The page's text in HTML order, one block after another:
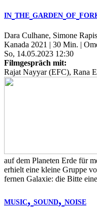
IN THE GARDEN OF
Dara Culhane, Simone
Kanada 2021 | 30 Min. |
So, 14.05.2023 12:30
Filmgespräch mit:
Rajat Nayyar (EFC), Rana
auf dem Planeten Erde für
erhielt eine kleine Gruppe
fernen Galaxie: die Bitte
MUSIC, SOUND, NOISE